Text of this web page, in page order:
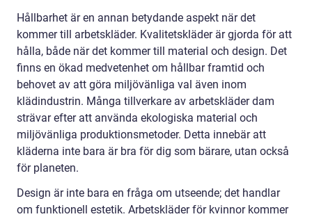
Hållbarhet är en annan betydande aspekt när det
kommer till arbetskläder. Kvalitetskläder är gjorda för att
hålla, både när det kommer till material och design. Det
finns en ökad medvetenhet om hållbar framtid och
behovet av att göra miljövänliga val även inom
klädindustrin. Många tillverkare av arbetskläder dam
strävar efter att använda ekologiska material och
miljövänliga produktionsmetoder. Detta innebär att
kläderna inte bara är bra för dig som bärare, utan också
för planeten.
Design är inte bara en fråga om utseende; det handlar
om funktionell estetik. Arbetskläder för kvinnor kommer